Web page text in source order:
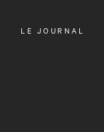
OUVRIR
LE JOURNAL